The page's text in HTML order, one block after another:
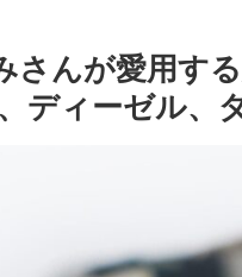
さんが愛用す
ディーゼル、